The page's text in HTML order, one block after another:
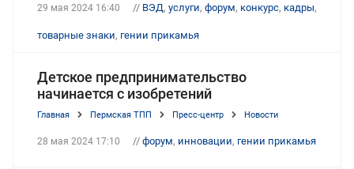
29 мая 2024 16:40 // ВЭД, услуги, форум, конкурс, кадры,
товарные знаки, гении прикамья
Детское предпринимательство
начинается с изобретений
Главная Пермская ТПП Пресс-центр Новости
28 мая 2024 17:10 // форум, инновации, гении прикамья